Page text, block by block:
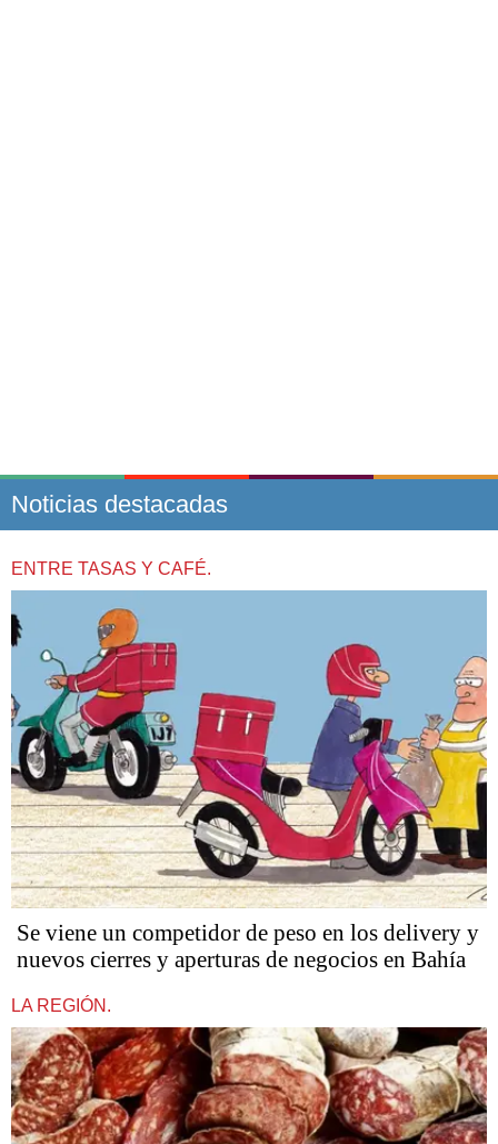
Noticias destacadas
ENTRE TASAS Y CAFÉ.
Se viene un competidor de peso en los delivery y
nuevos cierres y aperturas de negocios en Bahía
LA REGIÓN.